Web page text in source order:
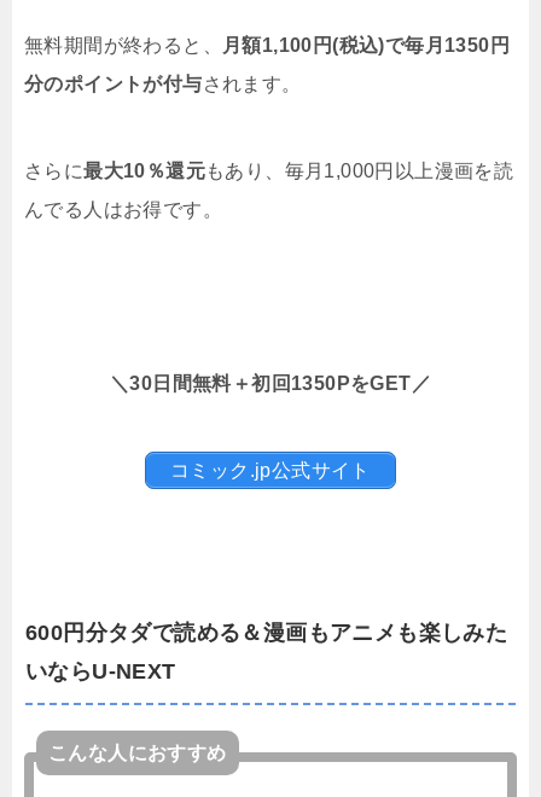
無料期間が終わると、
月額1,100円(税込)で毎月1350円
分のポイントが付与されます。
さらに最大10％還元もあり、毎月1,000円以上漫画を読
んでる人はお得です。
＼30日間無料＋初回1350PをGET／
コミック.jp公式サイト
600円分タダで読める＆漫画もアニメも楽しみた
いならU-NEXT
こんな人におすすめ